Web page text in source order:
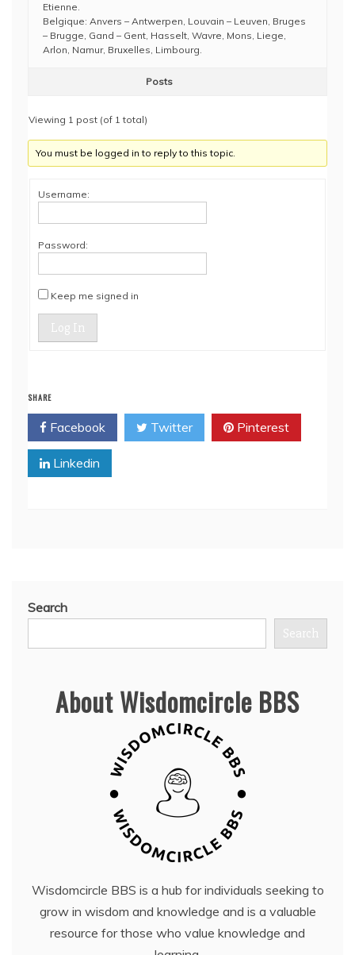
Etienne.
Belgique: Anvers – Antwerpen, Louvain – Leuven, Bruges
– Brugge, Gand – Gent, Hasselt, Wavre, Mons, Liege,
Arlon, Namur, Bruxelles, Limbourg.
Posts
Viewing 1 post (of 1 total)
You must be logged in to reply to this topic.
Username:
Password:
Keep me signed in
Log In
SHARE
Facebook Twitter Pinterest
Linkedin
Search
Search
About Wisdomcircle BBS
Wisdomcircle BBS is a hub for individuals seeking to
grow in wisdom and knowledge and is a valuable
resource for those who value knowledge and